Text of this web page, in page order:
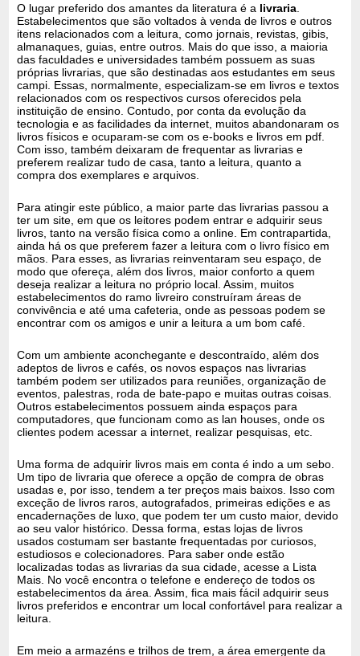
O lugar preferido dos amantes da literatura é a livraria
Estabelecimentos que são voltados à venda de livros e outros
itens relacionados com a leitura, como jornais, revistas, gibis,
almanaques, guias, entre outros. Mais do que isso, a maioria
das faculdades e universidades também possuem as suas
próprias livrarias, que são destinadas aos estudantes em seus
campi. Essas, normalmente, especializam-se em livros e textos
relacionados com os respectivos cursos oferecidos pela
instituição de ensino. Contudo, por conta da evolução da
tecnologia e as facilidades da internet, muitos abandonaram os
livros físicos e ocuparam-se com os e-books e livros em pdf.
Com isso, também deixaram de frequentar as livrarias e
preferem realizar tudo de casa, tanto a leitura, quanto a
compra dos exemplares e arquivos.
Para atingir este público, a maior parte das livrarias passou a
ter um site, em que os leitores podem entrar e adquirir seus
livros, tanto na versão física como a online. Em contrapartida,
ainda há os que preferem fazer a leitura com o livro físico em
mãos. Para esses, as livrarias reinventaram seu espaço, de
modo que ofereça, além dos livros, maior conforto a quem
deseja realizar a leitura no próprio local. Assim, muitos
estabelecimentos do ramo livreiro construíram áreas de
convivência e até uma cafeteria, onde as pessoas podem se
encontrar com os amigos e unir a leitura a um bom café.
Com um ambiente aconchegante e descontraído, além dos
adeptos de livros e cafés, os novos espaços nas livrarias
também podem ser utilizados para reuniões, organização de
eventos, palestras, roda de bate-papo e muitas outras coisas.
Outros estabelecimentos possuem ainda espaços para
computadores, que funcionam como as lan houses, onde os
clientes podem acessar a internet, realizar pesquisas, etc.
Uma forma de adquirir livros mais em conta é indo a um sebo.
Um tipo de livraria que oferece a opção de compra de obras
usadas e, por isso, tendem a ter preços mais baixos. Isso com
exceção de livros raros, autografados, primeiras edições e as
encadernações de luxo, que podem ter um custo maior, devido
ao seu valor histórico. Dessa forma, estas lojas de livros
usados costumam ser bastante frequentadas por curiosos,
estudiosos e colecionadores. Para saber onde estão
localizadas todas as livrarias da sua cidade, acesse a Lista
Mais. No você encontra o telefone e endereço de todos os
estabelecimentos da área. Assim, fica mais fácil adquirir seus
livros preferidos e encontrar um local confortável para realizar a
leitura.
Em meio a armazéns e trilhos de trem, a área emergente da